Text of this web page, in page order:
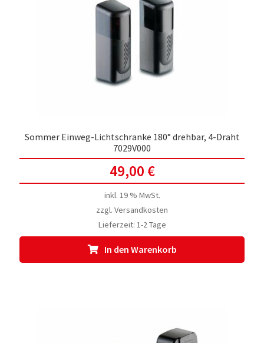
Sommer Einweg-Lichtschranke 180° drehbar, 4-Draht
7029V000
49,00 €
inkl. 19 % MwSt.
zzgl. Versandkosten
Lieferzeit: 1-2 Tage
In den Warenkorb